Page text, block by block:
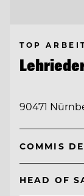
TOP
90471
COMMIS
HEAD OF